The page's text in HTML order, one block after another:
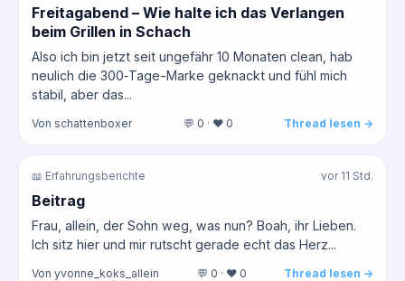
Freitagabend – Wie halte ich das Verlangen
beim Grillen in Schach
Also ich bin jetzt seit ungefähr 10 Monaten clean, hab
neulich die 300‑Tage-Marke geknackt und fühl mich
stabil, aber das...
Von schattenboxer 💬 0 · ❤️ 0 Thread lesen →
📖 Erfahrungsberichte vor 11 Std.
Beitrag
Frau, allein, der Sohn weg, was nun? Boah, ihr Lieben.
Ich sitz hier und mir rutscht gerade echt das Herz...
Von yvonne_koks_allein 💬 0 · ❤️ 0 Thread lesen →